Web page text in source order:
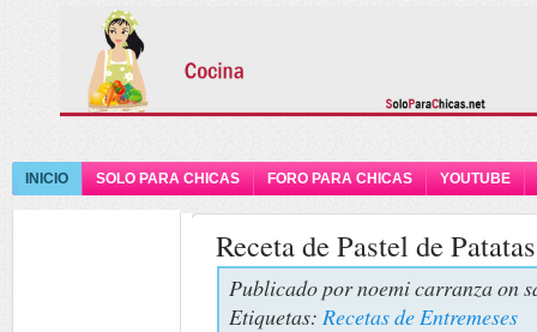
INICIO SOLO PARA CHICAS FORO PARA CHICAS YOUTUBE
Receta de Pastel de Patatas
Publicado pornoemi carranzaon
Etiquetas: Recetas de Entremeses